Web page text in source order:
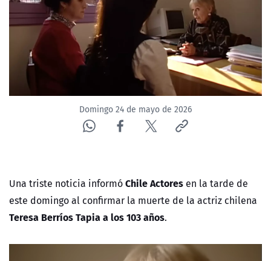
TELESERIES
ACTUALIDAD Y TENDENCIAS
CORPORATIVO Y TRANSPARENCIA
CANAL DE DENUNCIAS
Domingo 24 de mayo de 2026
Una triste noticia informóChile Actores en la tarde de
este domingo al confirmar la muerte de la actriz chilena
Teresa Berríos Tapia a los 103 años.